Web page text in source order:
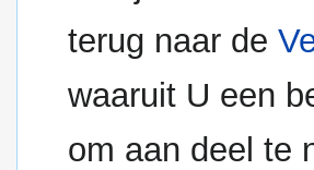
terug naar de
waaruit U een
om aan deel te